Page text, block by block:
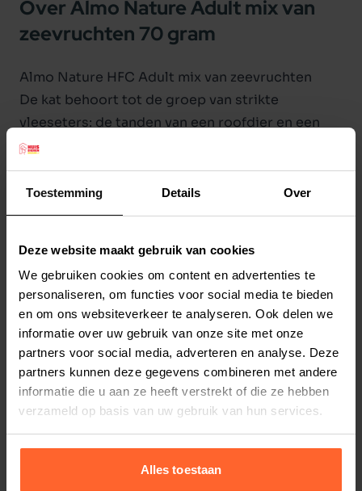
Toestemming Details Over
Deze website maakt gebruik van cookies
We gebruiken cookies om content en advertenties te
personaliseren, om functies voor social media te bieden
en om ons websiteverkeer te analyseren. Ook delen we
informatie over uw gebruik van onze site met onze
partners voor social media, adverteren en analyse. Deze
partners kunnen deze gegevens combineren met andere
informatie die u aan ze heeft verstrekt of die ze hebben
verzameld op basis van uw gebruik van hun services.
Alles toestaan
Over Almo Nature Adult mix van
zeevruchten 70 gram
Almo Nature HFC Adult mix van zeevruchten
De kat behoort tot de groep van strikte
vleeseters: de tanden van een roofdier en een
spijsvertering om op optimale wijze eiwitten te
assimileren en te gebruiken. In de natuur
bestond de voeding van de kat uit verschillende
prooien (muizen, vogels, vissen), een bron van
andere voedingsstoffen in het
spijsverteringskanaal van de prooien).
Voor het assortiment HFC kiest Almo Nature
ervoor om gebruik te maken van 100% HFC
ingrediënten die voor menselijke consumptie
bestemd zijn, vrij van conserveringsmiddelen en
kleurstoffen.
Beschikbaar in verschillende smaken, Almo
Nature HFC is bereid met het beste wit vlees,
vis, kaas, fruit en groenten bewaard in hun eigen
Stel uw bestelherinnering in:(2 weken)
2 weken
4 weken
6 weken
Elke
8 weken
Elke
10 weken
Elke
12 weken